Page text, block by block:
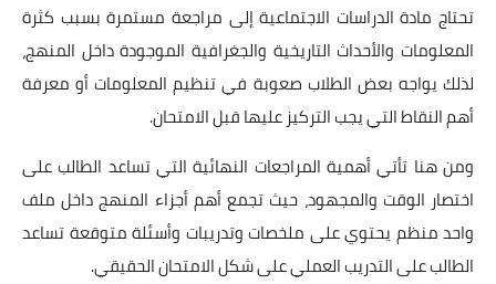
تحتاج مادة الدراسات الاجتماعية إلى مراجعة مستمرة بسبب كثرة
المعلومات والأحداث التاريخية والجغرافية الموجودة داخل المنهج،
لذلك يواجه بعض الطلاب صعوبة في تنظيم المعلومات أو معرفة
أهم النقاط التي يجب التركيز عليها قبل الامتحان.
ومن هنا تأتي أهمية المراجعات النهائية التي تساعد الطالب على
اختصار الوقت والمجهود، حيث تجمع أهم أجزاء المنهج داخل ملف
واحد منظم يحتوي على ملخصات وتدريبات وأسئلة متوقعة تساعد
الطالب على التدريب العملي على شكل الامتحان الحقيقي.